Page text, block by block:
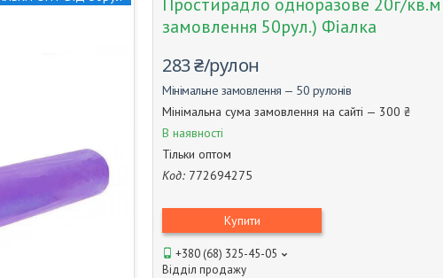
замовлення 50рул.) Фіалка
283 ₴/рулон
Мінімальне замовлення — 50 рулонів
Мінімальна сума замовлення на сайті — 300 ₴
В наявності
Тільки оптом
Код: 772694275
Купити
+380 (68) 325-45-05
Відділ продажу